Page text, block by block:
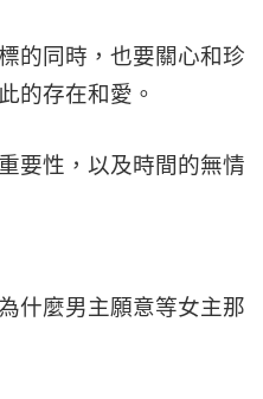
的同時，也要關心和珍
的存在和愛。
要性，以及時間的無情
什麼男主願意等女主那